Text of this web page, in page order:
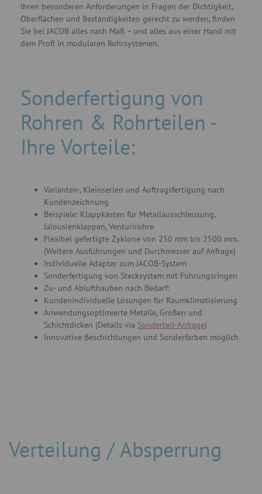
Ihren besonderen Anforderungen in Fragen der Dichtigkeit,
Oberflächen und Beständigkeiten gerecht zu werden, finden
Sie bei JACOB alles nach Maß – und alles aus einer Hand mit
dem Profi in modularen Rohrsystemen.
Sonderfertigung von
Rohren & Rohrteilen -
Ihre Vorteile:
Varianten-, Kleinserien und Auftragsfertigung nach
Kundenzeichnung
Beispiele: Klappkästen für Metallausschleusung,
Jalousienklappen, Venturirohre
Flexibel gefertigte Zyklone von 250 mm bis 2500 mm.
(Weitere Ausführungen und Durchmesser auf Anfrage)
Individuelle Adapter zum JACOB-System
Sonderfertigung von Stecksystem mit Führungsringen
Zu- und Ablufthauben nach Bedarf:
Kundenindividuelle Lösungen für Raumklimatisierung
Anwendungsoptimierte Metalle, Größen und
Schichtdicken (Details via Sonderteil-Anfrage)
Innovative Beschichtungen und Sonderfarben möglich
Verteilung / Absperrung